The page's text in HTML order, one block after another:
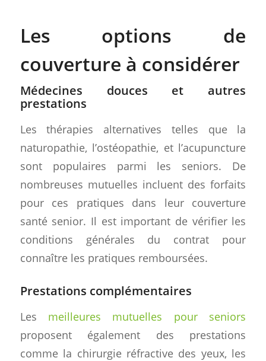
Les options de
couverture à considérer
Médecines douces et autres
prestations
Les thérapies alternatives telles que la
naturopathie, l’ostéopathie, et l’acupuncture
sont populaires parmi les seniors. De
nombreuses mutuelles incluent des forfaits
pour ces pratiques dans leur couverture
santé senior. Il est important de vérifier les
conditions générales du contrat pour
connaître les pratiques remboursées.
Prestations complémentaires
Les meilleures mutuelles pour seniors
proposent également des prestations
comme la chirurgie réfractive des yeux, les